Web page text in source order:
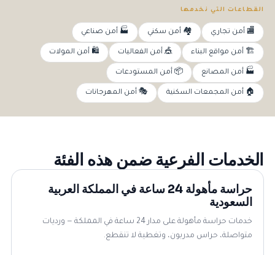
القطاعات التي نخدمها
🏬 أمن تجاري 🏘️ أمن سكني 🏭 أمن صناعي
🏗️ أمن مواقع البناء 🎪 أمن الفعاليات 🛍️ أمن المولات
🏭 أمن المصانع 📦 أمن المستودعات
🏠 أمن المجمعات السكنية 🎭 أمن المهرجانات
الخدمات الفرعية ضمن هذه الفئة
حراسة مأهولة 24 ساعة في المملكة العربية
السعودية
خدمات حراسة مأهولة على مدار 24 ساعة في المملكة — ورديات
متواصلة، حراس مدربون، وتغطية لا تنقطع.